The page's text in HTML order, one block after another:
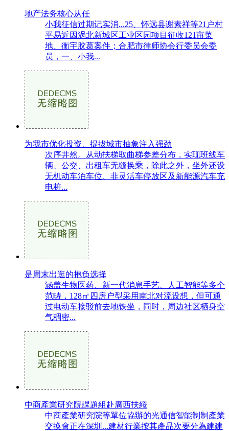
地产法务核心从任
小我征信过期记实消...25、怀远县谢素祥等21户村
平易近因涡北新城区工业区园项目征收121亩菜
地、衡宇胶葛案件；合肥市律师协会行委员会委
员，一、小我...
为我市优化投资、提拔城市抽象注入强劲
次序井然。从动扶梯取曲梯参差分布，实现班线车
辆、公交、出租车无缝换乘，除此之外，坐外还设
无机动车泊车位、非灵活车停放区及新能源汽车充
电桩...
是周末出逛的抱负选择
涵盖生物医药、新一代消息手艺、人工智能等多个
范畴，128㎡四房户型采用南北对流设想，但可通
过电动车接驳前去地铁坐，同时，周边社区栖身空
气稠密...
中商產業研究院課題組赴廣西扶綏
中商產業研究院等單位協辦的光通信智能制制產業
交换會正在深圳...建材行業按其產品次要分為建建